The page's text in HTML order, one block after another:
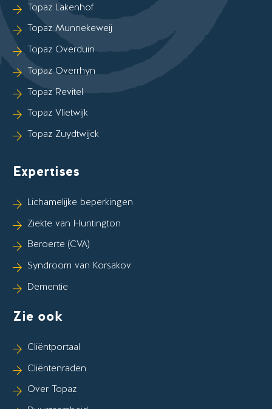
Topaz Lakenhof
Topaz Munnekeweij
Topaz Overduin
Topaz Overrhyn
Topaz Revitel
Topaz Vlietwijk
Topaz Zuydtwijck
Expertises
Lichamelijke beperkingen
Ziekte van Huntington
Beroerte (CVA)
Syndroom van Korsakov
Dementie
Zie ook
Cliëntportaal
Cliëntenraden
Over Topaz